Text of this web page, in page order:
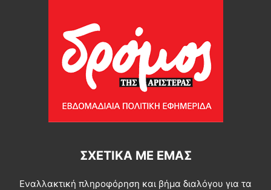
ΣΧΕΤΙΚΆ ΜΕ ΕΜΆΣ
Εναλλακτική πληροφόρηση και βήμα διαλόγου για τα